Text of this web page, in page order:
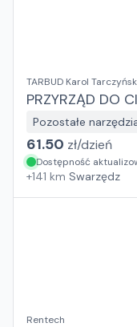
TARBUD Karol
PRZYRZĄD DO
Pozostałe
61.50 zł/dzień
Dostępność
+141 km Swarzędz
Rentech